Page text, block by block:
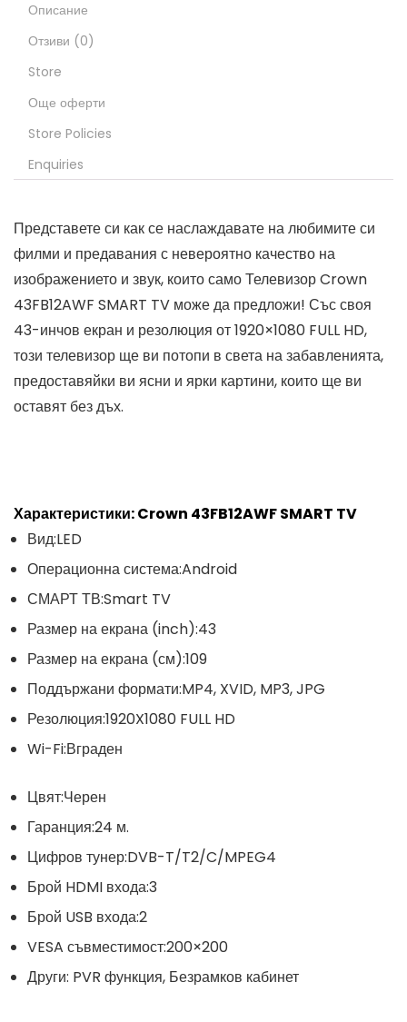
Описание
Отзиви (0)
Store
Още оферти
Store Policies
Enquiries
Представете си как се наслаждавате на любимите си
филми и предавания с невероятно качество на
изображението и звук, които самоТелевизор Crown
43FB12AWF SMART TV може да предложи! Със своя
43-инчов екран и резолюция от1920×1080 FULL HD,
този телевизор ще ви потопи в света на забавленията,
предоставяйки ви ясни и ярки картини, които ще ви
оставят без дъх.
Характеристики:Crown 43FB12AWF SMART TV
Вид:LED
Операционна система:Android
СМАРТ ТВ:Smart TV
Размер на екрана (inch):43
Размер на екрана (см):109
Поддържани формати:MP4, XVID, MP3, JPG
Резолюция:1920X1080 FULL HD
Wi-Fi:Вграден
Цвят:Черен
Гаранция:24 м.
Цифров тунер:DVB-T/T2/C/MPEG4
Брой HDMI входа:3
Брой USB входа:2
VESA съвместимост:200×200
Други: PVR функция, Безрамков кабинет